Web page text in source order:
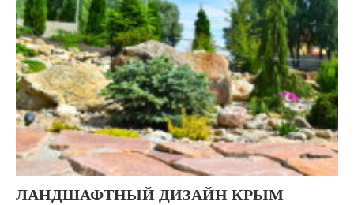
ЛАНДШАФТНЫЙ ДИЗАЙН КРЫМ